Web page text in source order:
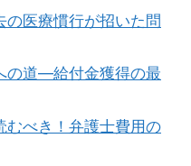
の医療慣行が招いた問
の道―給付金獲得の最
むべき！弁護士費用の